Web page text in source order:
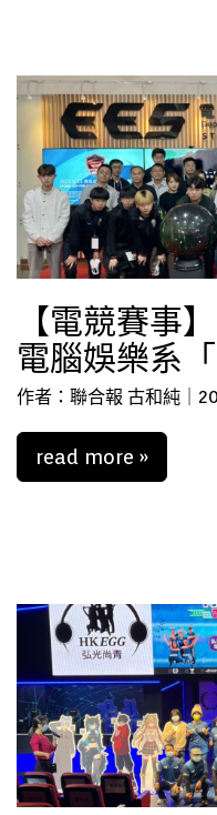
【電競賽事
電腦娛樂系
作者：聯合報 古和純｜
read more »